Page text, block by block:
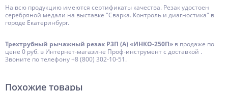
На всю продукцию имеются сертификаты качества. Резак удостоен
серебряной медали на выставке "Сварка. Контроль и диагностика" в
городе Екатеринбург.
Трехтрубный рычажный резак Р3П (А) «ИНКО-250П» в продаже по
цене 0 руб. в Интернет-магазине Проф-инструмент с доставкой .
Звоните по телефону +8 (800) 302-10-51.
Похожие товары